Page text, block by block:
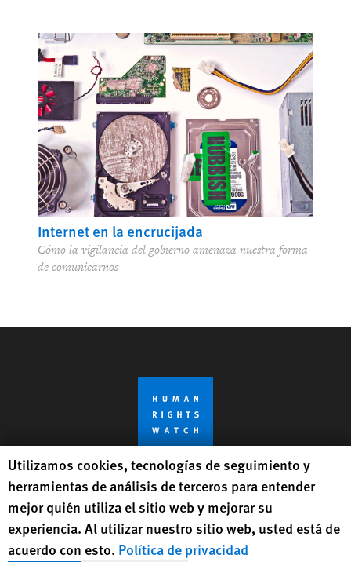
Internet en la encrucijada
Cómo la vigilancia del gobierno amenaza nuestra forma
de comunicarnos
Obtenga actualizaciones, en inglés,
sobre temas de derechos humanos en
el mundo
Human Rights Watch cookie preferences
Utilizamos cookies, tecnologías de seguimiento y
herramientas de análisis de terceros para entender
mejor quién utiliza el sitio web y mejorar su
experiencia. Al utilizar nuestro sitio web, usted está de
acuerdo con esto. Política de privacidad